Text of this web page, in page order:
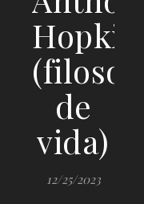
Hopkins
(filosofía
de
vida)
12/25/2023